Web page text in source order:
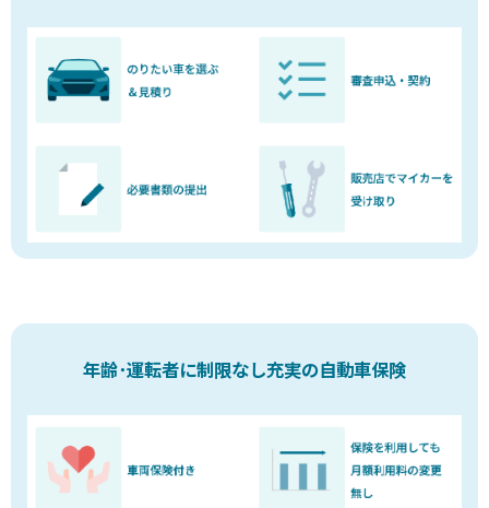
年齢･運転者に制限なし充実の自動車保険